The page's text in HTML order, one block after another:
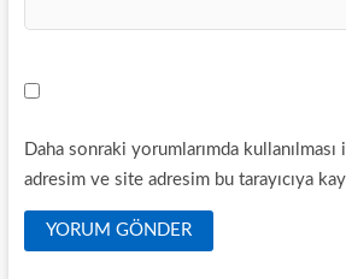
Daha sonraki yorumlarımda kullanılması
adresim ve site adresim bu tarayıcıya